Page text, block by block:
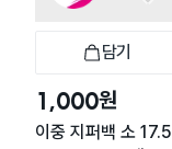
담기
1,000원
이중 지퍼백 소 17.5